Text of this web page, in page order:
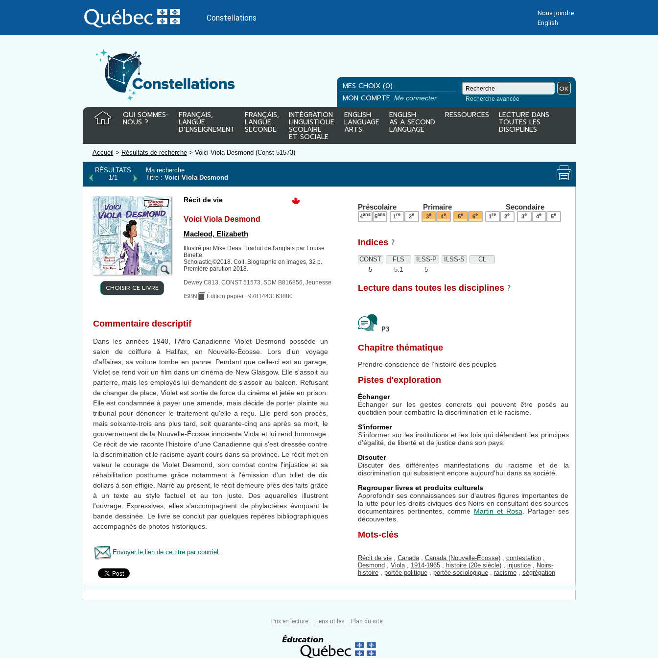
au
contenu
Constellations
Nous joindre
English
MES CHOIX (0)
MON COMPTEMe connecter
OK
Recherche avancée
QUI SOMMES-
NOUS ?
FRANÇAIS,
LANGUE
D’ENSEIGNEMENT
FRANÇAIS,
LANGUE
SECONDE
INTÉGRATION
LINGUISTIQUE
SCOLAIRE
ET SOCIALE
ENGLISH
LANGUAGE
ARTS
ENGLISH
AS A SECOND
LANGUAGE
RESSOURCES LECTURE DANS
TOUTES LES
DISCIPLINES
Accueil > Résultats de recherche> Voici Viola Desmond (Const 51573)
RÉSULTATS
1/1
Ma recherche
Titre : Voici Viola Desmond
CHOISIR CE LIVRE
Récit de vie
Voici Viola Desmond
Macleod, Elizabeth
Illustré par Mike Deas. Traduit de l'anglais par Louise
Binette.
Scholastic,©2018. Coll. Biographie en images, 32 p.
Première parution 2018.
Dewey C813, CONST 51573, SDM B816856, Jeunesse
ISBN Édition papier : 9781443163880
Préscolaire Primaire Secondaire
4ans 5ans 1re 2e 3e 4e 5e 6e 1re 2e 3e 4e 5e
Indices
CONST FLS ILSS-P ILSS-S
CL
5
5.1 5
Lecture dans toutes les disciplines
P3
Chapitre thématique
Prendre conscience de l’histoire des peuples
Pistes d'exploration
Échanger
Échanger sur les gestes concrets qui peuvent être posés au
quotidien pour combattre la discrimination et le racisme.
S'informer
S'informer sur les institutions et les lois qui défendent les principes
d'égalité, de liberté et de justice dans son pays.
Discuter
Discuter des différentes manifestations du racisme et de la
discrimination qui subsistent encore aujourd'hui dans sa société.
Regrouper livres et produits culturels
Approfondir ses connaissances sur d'autres figures importantes de
la lutte pour les droits civiques des Noirs en consultant des sources
documentaires pertinentes, comme Martin et Rosa . Partager ses
découvertes.
Mots-clés
Récit de vie, Canada, Canada (Nouvelle-Écosse), contestation,
Desmond
Viola, 1914-1965, histoire (20e siècle), injustice,
Noirs-
histoire, portée politique, portée sociologique, racisme, ségrégation
Commentaire descriptif
Dans les années 1940, l'Afro-Canadienne Violet Desmond possède un
salon de coiffure à Halifax, en Nouvelle-Écosse. Lors d'un voyage
d'affaires, sa voiture tombe en panne. Pendant que celle-ci est au garage,
Violet se rend voir un film dans un cinéma de New Glasgow. Elle s'assoit au
parterre, mais les employés lui demandent de s'assoir au balcon. Refusant
de changer de place, Violet est sortie de force du cinéma et jetée en prison.
Elle est condamnée à payer une amende, mais décide de porter plainte au
tribunal pour dénoncer le traitement qu'elle a reçu. Elle perd son procès,
mais soixante-trois ans plus tard, soit quarante-cinq ans après sa mort, le
gouvernement de la Nouvelle-Écosse innocente Viola et lui rend hommage.
Ce récit de vie raconte l'histoire d'une Canadienne qui s'est dressée contre
la discrimination et le racisme ayant cours dans sa province. Le récit met en
valeur le courage de Violet Desmond, son combat contre l'injustice et sa
réhabilitation posthume grâce notamment à l'émission d'un billet de dix
dollars à son effigie. Narré au présent, le récit demeure près des faits grâce
à un texte au style factuel et au ton juste. Des aquarelles illustrent
l'ouvrage. Expressives, elles s'accompagnent de phylactères évoquant la
bande dessinée. Le livre se conclut par quelques repères bibliographiques
accompagnés de photos historiques.
Envoyer le lien de ce titre par courriel.
Prix en lecture Liens utiles Plan du site